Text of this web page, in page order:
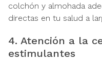
colchón y almohada
directas en tu salud a
4. Atención a la
estimulantes